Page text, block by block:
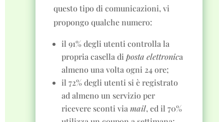
questo tipo di comunicazioni, vi
propongo qualche numero:
il 91% degli utenti controlla la
propria casella diposta elettronica
almeno una volta ogni 24 ore;
il 72% degli utenti si è registrato
ad almeno un servizio per
ricevere sconti viamail, ed il 70%